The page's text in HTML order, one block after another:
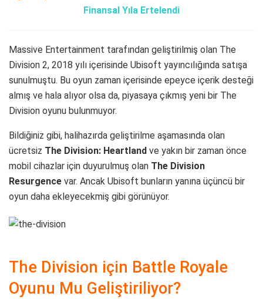
Finansal Yıla Ertelendi
Massive Entertainment tarafından geliştirilmiş olan The
Division 2, 2018 yılı içerisinde Ubisoft yayıncılığında satışa
sunulmuştu. Bu oyun zaman içerisinde epeyce içerik desteği
almış ve hala alıyor olsa da, piyasaya çıkmış yeni bir The
Division oyunu bulunmuyor.
Bildiğiniz gibi, halihazırda geliştirilme aşamasında olan
ücretsiz The Division: Heartland ve yakın bir zaman önce
mobil cihazlar için duyurulmuş olan The Division
Resurgence var. Ancak Ubisoft bunların yanına üçüncü bir
oyun daha ekleyecekmiş gibi görünüyor.
The Division için Battle Royale
Oyunu Mu Geliştiriliyor?